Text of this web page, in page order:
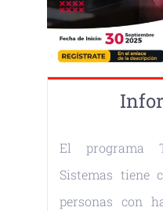
El programa
Sistemas tiene
personas con